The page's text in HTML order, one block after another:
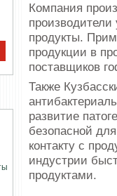
Компания
продукты.
продукции в
поставщиков
Также
развитие
безопасной
контакту с
индустрии
продуктами.